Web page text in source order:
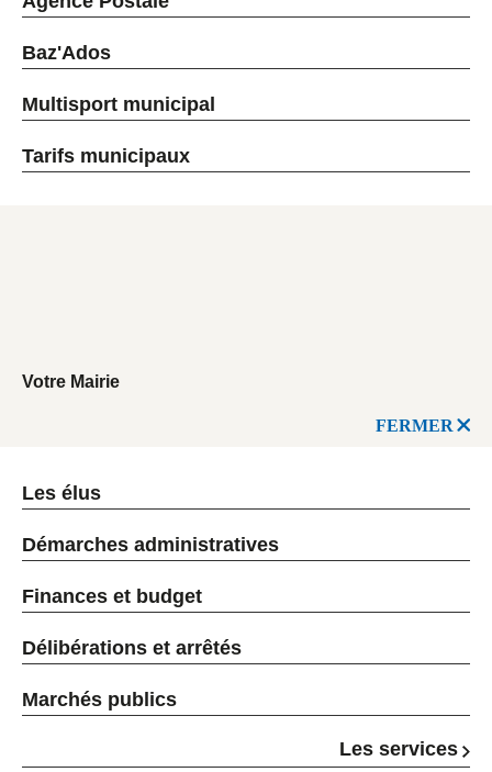
Baz'Ados
Multisport municipal
Tarifs municipaux
Votre Mairie
FERMER
Les élus
Démarches administratives
Finances et budget
Délibérations et arrêtés
Marchés publics
Les services